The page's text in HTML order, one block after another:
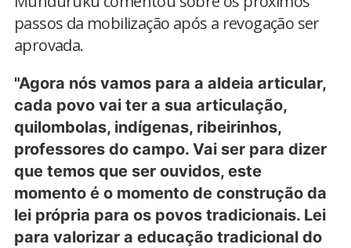
passos da mobilização após a revogação ser
aprovada.
"Agora nós vamos para a aldeia articular,
cada povo vai ter a sua articulação,
quilombolas, indígenas, ribeirinhos,
professores do campo. Vai ser para dizer
que temos que ser ouvidos, este
momento é o momento de construção da
lei própria para os povos tradicionais. Lei
para valorizar a educação tradicional do